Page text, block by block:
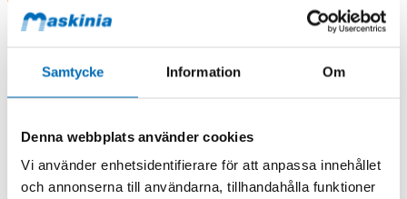
Samtycke Information Om
Denna webbplats använder cookies
Vi använder enhetsidentifierare för att anpassa innehållet
och annonserna till användarna, tillhandahålla funktioner